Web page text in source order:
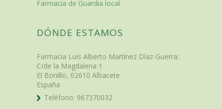
Farmacia de Guardia local
DÓNDE ESTAMOS
Farmacia Luis Alberto Martínez Díaz-Guerra:
C/de la Magdalena 1
El Bonillo, 02610 Albacete
España
Teléfono: 967370032